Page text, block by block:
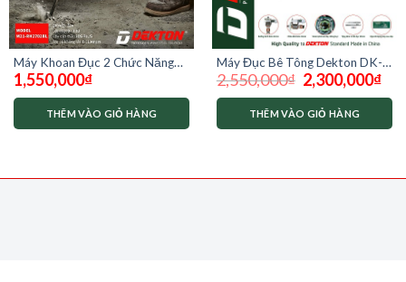
Máy Khoan Đục 2 Chức Năng
Dekton M21-RH2702BL ( chưa
có pin và sạc)
1,550,000₫
THÊM VÀO GIỎ HÀNG
Máy Đục Bê Tông Dekton DK-
DH65C
2,550,000₫ Giá
gốc
là:
2,550,000₫.
2,300,000₫Giá
hiện
tại
THÊM VÀO GIỎ HÀNG